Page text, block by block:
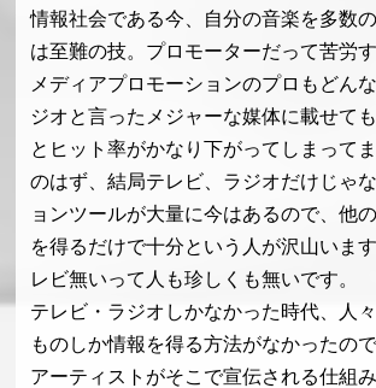
情報社会である今、自分の音楽を多数
は至難の技。プロモーターだって苦労す
メディアプロモーションのプロもどん
ジオと言ったメジャーな媒体に載せて
とヒット率がかなり下がってしまって
のはず、結局テレビ、ラジオだけじゃ
ョンツールが大量に今はあるので、他
を得るだけで十分という人が沢山いま
レビ無いって人も珍しくも無いです。
テレビ・ラジオしかなかった時代、人
ものしか情報を得る方法がなかったの
アーティストがそこで宣伝される仕組み